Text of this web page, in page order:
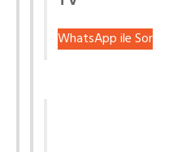
WhatsApp ile Sor